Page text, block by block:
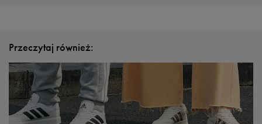
Przeczytaj również: